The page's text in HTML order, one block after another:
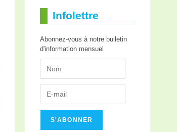
Infolettre
Abonnez-vous à notre bulletin
d'information mensuel
S'ABONNER